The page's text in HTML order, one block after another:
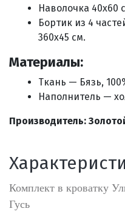
Наволочка 40х60
Бортик из 4
360х45 см.
Материалы:
Ткань — Бязь,
Наполнитель —
Производитель:
Комплект в кроватку
Гусь